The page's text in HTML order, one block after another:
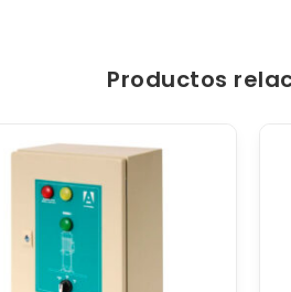
Productos